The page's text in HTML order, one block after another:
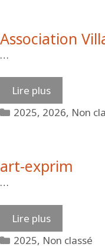
Association
…
Lire plus
Catégories
2025, 2026, Non
art-exprim
…
Lire plus
Catégories
2025, Non classé